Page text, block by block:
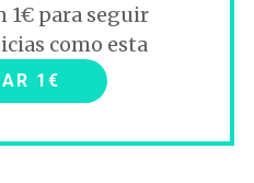
1€ para seguir
como esta
1€